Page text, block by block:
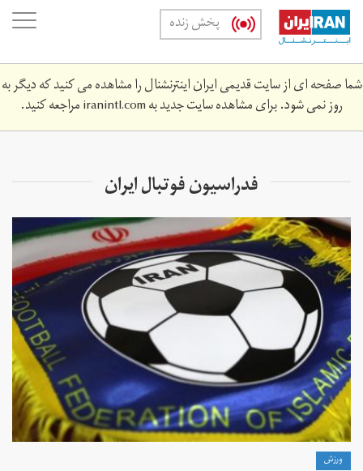
Skip
main
content
پخش زنده
شما صفحه ای از سایت قدیمی ایران اینترنشنال را مشاهده می کنید که دیگر به
روز نمی شود. برای مشاهده سایت جدید بهiranintl.comمراجعه کنید.
فدراسیون فوتبال ایران
ورزش